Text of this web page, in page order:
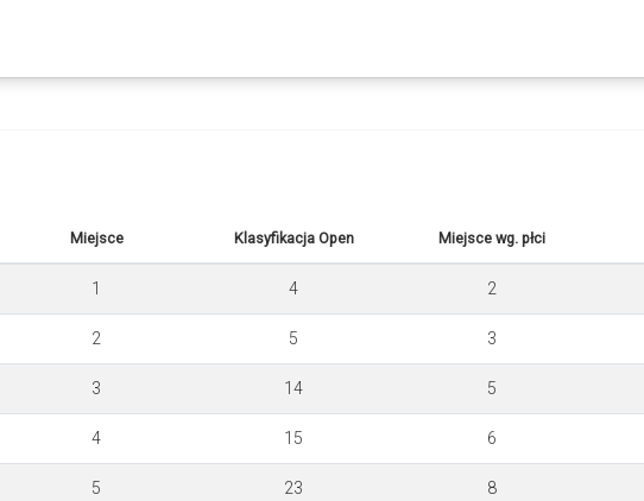
Miejsce Klasyfikacja Open Miejsce wg. płci
1 4 2
2 5 3
3 14 5
4 15 6
5 23 8